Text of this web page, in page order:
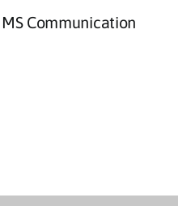
Communication